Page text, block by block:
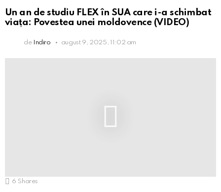
Un an de studiu FLEX în SUA care i-a schimbat
viața: Povestea unei moldovence (VIDEO)
de Indiro august 9, 2025, 11:02 am
6 Shares